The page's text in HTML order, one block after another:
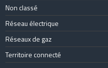
Non classé
Réseau électrique
Réseaux de gaz
Territoire connecté